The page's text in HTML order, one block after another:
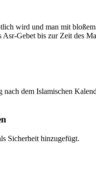
wird und man mit
Gebet bis zur Zeit des
dem Islamischen
Sicherheit hinzugefügt.